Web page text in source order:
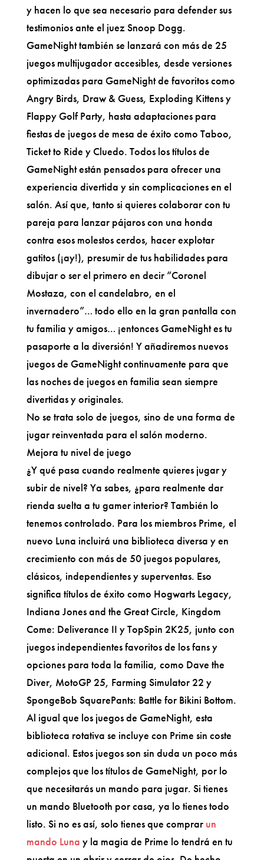
y hacen lo que sea necesario para defender sus
testimonios ante el juez Snoop Dogg.
GameNight también se lanzará con más de 25
juegos multijugador accesibles, desde versiones
optimizadas para GameNight de favoritos como
Angry Birds, Draw & Guess, Exploding Kittens y
Flappy Golf Party, hasta adaptaciones para
fiestas de juegos de mesa de éxito como Taboo,
Ticket to Ride y Cluedo. Todos los títulos de
GameNight están pensados para ofrecer una
experiencia divertida y sin complicaciones en el
salón. Así que, tanto si quieres colaborar con tu
pareja para lanzar pájaros con una honda
contra esos molestos cerdos, hacer explotar
gatitos (¡ay!), presumir de tus habilidades para
dibujar o ser el primero en decir “Coronel
Mostaza, con el candelabro, en el
invernadero”… todo ello en la gran pantalla con
tu familia y amigos… ¡entonces GameNight es tu
pasaporte a la diversión! Y añadiremos nuevos
juegos de GameNight continuamente para que
las noches de juegos en familia sean siempre
divertidas y originales.
No se trata solo de juegos, sino de una forma de
jugar reinventada para el salón moderno.
Mejora tu nivel de juego
¿Y qué pasa cuando realmente quieres jugar y
subir de nivel? Ya sabes, ¿para realmente dar
rienda suelta a tu gamer interior? También lo
tenemos controlado. Para los miembros Prime, el
nuevo Luna incluirá una biblioteca diversa y en
crecimiento con más de 50 juegos populares,
clásicos, independientes y superventas. Eso
significa títulos de éxito como Hogwarts Legacy,
Indiana Jones and the Great Circle, Kingdom
Come: Deliverance II y TopSpin 2K25, junto con
juegos independientes favoritos de los fans y
opciones para toda la familia, como Dave the
Diver, MotoGP 25, Farming Simulator 22 y
SpongeBob SquarePants: Battle for Bikini Bottom.
Al igual que los juegos de GameNight, esta
biblioteca rotativa se incluye con Prime sin coste
adicional. Estos juegos son sin duda un poco más
complejos que los títulos de GameNight, por lo
que necesitarás un mando para jugar. Si tienes
un mando Bluetooth por casa, ya lo tienes todo
listo. Si no es así, solo tienes que comprar un
mando Luna y la magia de Prime lo tendrá en tu